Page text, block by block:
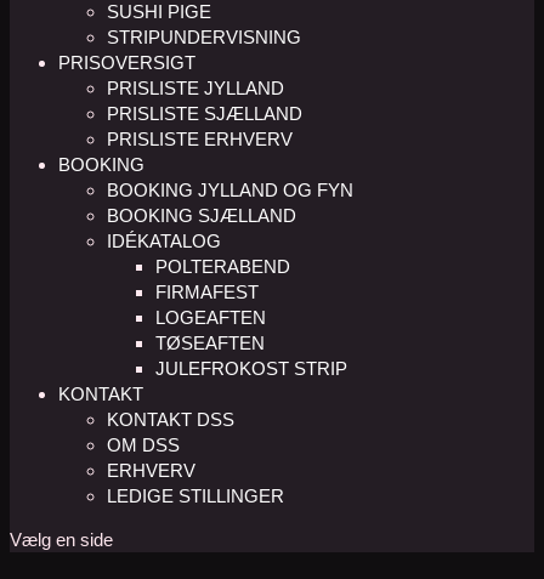
SUSHI PIGE
STRIPUNDERVISNING
PRISOVERSIGT
PRISLISTE JYLLAND
PRISLISTE SJÆLLAND
PRISLISTE ERHVERV
BOOKING
BOOKING JYLLAND OG FYN
BOOKING SJÆLLAND
IDÉKATALOG
POLTERABEND
FIRMAFEST
LOGEAFTEN
TØSEAFTEN
JULEFROKOST STRIP
KONTAKT
KONTAKT DSS
OM DSS
ERHVERV
LEDIGE STILLINGER
Vælg en side